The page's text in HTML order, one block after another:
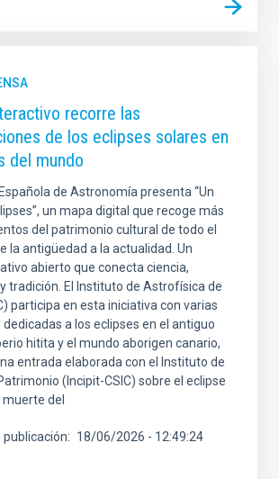
recorre las
de los eclipses solares en
del mundo
de Astronomía presenta “Un
un mapa digital que recoge más
del patrimonio cultural de todo el
la antigüedad a la actualidad. Un
abierto que conecta ciencia,
tradición. El Instituto de Astrofísica de
participa en esta iniciativa con varias
a los eclipses en el antiguo
hitita y el mundo aborigen canario,
entrada elaborada con el Instituto de
(Incipit-CSIC) sobre el eclipse
del
publicación 18/06/2026 - 12:49:24